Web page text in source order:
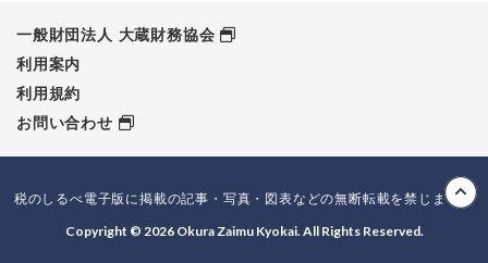
一般財団法人 大蔵財務協会
利用案内
利用規約
お問い合わせ
税のしるべ電子版に掲載の記事・写真・図表などの無断転載を禁じます。
Copyright © 2026 Okura Zaimu Kyokai. All Rights Reserved.